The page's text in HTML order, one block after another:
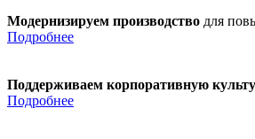
Модернизируем производство для
Подробнее
Поддерживаем корпоративную
Подробнее